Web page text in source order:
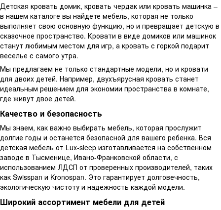
Детская кровать домик, кровать чердак или кровать машинка –
в нашем каталоге вы найдете мебель, которая не только
выполняет свою основную функцию, но и превращает детскую в
сказочное пространство. Кровати в виде домиков или машинок
станут любимым местом для игр, а кровать с горкой подарит
веселье с самого утра.
Мы предлагаем не только стандартные модели, но и кровати
для двоих детей. Например, двухъярусная кровать станет
идеальным решением для экономии пространства в комнате,
где живут двое детей.
Качество и безопасность
Мы знаем, как важно выбирать мебель, которая прослужит
долгие годы и останется безопасной для вашего ребенка. Вся
детская мебель от Lux-sleep изготавливается на собственном
заводе в Тысменице, Ивано-Франковской области, с
использованием ЛДСП от проверенных производителей, таких
как Swisspan и Kronospan. Это гарантирует долговечность,
экологическую чистоту и надежность каждой модели.
Широкий ассортимент мебели для детей